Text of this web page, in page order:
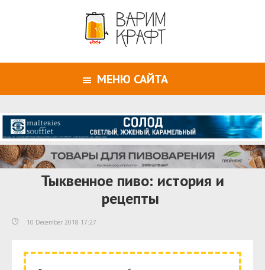
МЕНЮ САЙТА
Тыквенное пиво: история и
рецепты
10 December 2018 17:27